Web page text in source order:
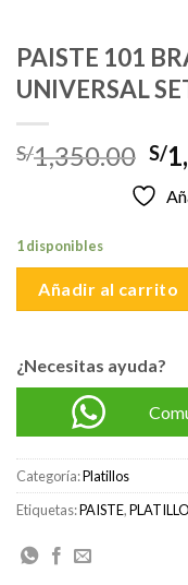
PAISTE 101
UNIVERSAL
S/1,350.00 El
S/
1 disponibles
Añadir al carrito
¿Necesitas ayuda?
Categoría:Platillos
Etiquetas:PAISTE,